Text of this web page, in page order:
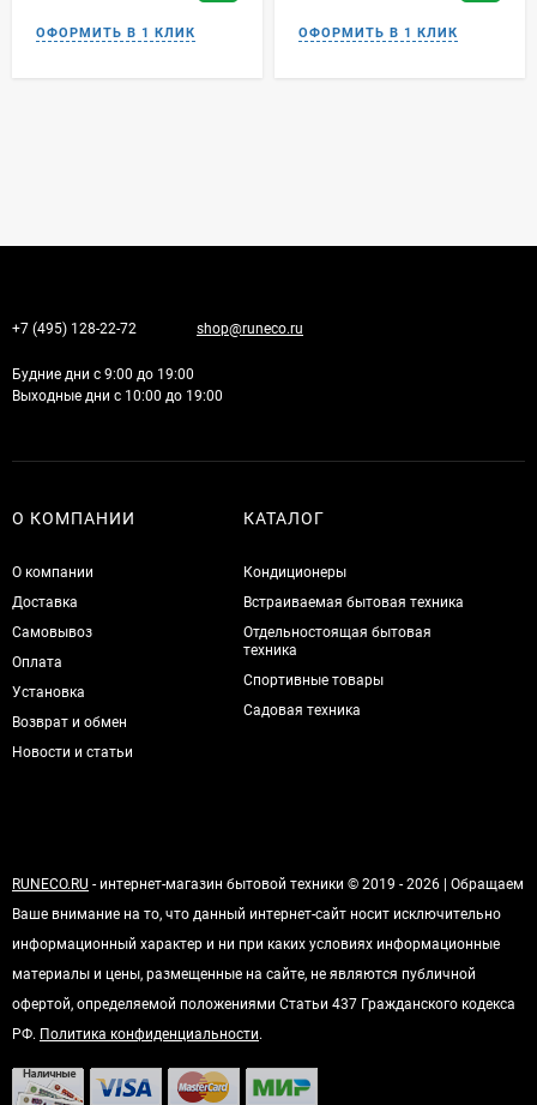
+7 (495) 128-22-72 shop@runeco.ru
Будние дни с 9:00 до 19:00
Выходные дни с 10:00 до 19:00
О КОМПАНИИ
О компании
Доставка
Самовывоз
Оплата
Установка
Возврат и обмен
Новости и статьи
КАТАЛОГ
Кондиционеры
Встраиваемая бытовая техника
Отдельностоящая бытовая
техника
Спортивные товары
Садовая техника
RUNECO.RU - интернет-магазин бытовой техники © 2019 - 2026 | Обращаем
Ваше внимание на то, что данный интернет-сайт носит исключительно
информационный характер и ни при каких условиях информационные
материалы и цены, размещенные на сайте, не являются публичной
офертой, определяемой положениями Статьи 437 Гражданского кодекса
РФ. Политика конфиденциальности.